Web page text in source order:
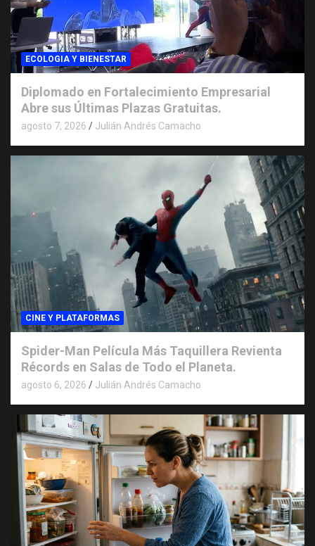
ECOLOGIA Y BIENESTAR
Diplomado en Fortalecimiento Empresarial
Abre sus Últimas Plazas Gratuitas.
agosto 7, 2026 Julián Andrés Camacho
CINE Y PLATAFORMAS
Spider-Man Película Más Taquillera Revienta
Récords en Salas de Todo el Planeta.
agosto 6, 2026 Julián Andrés Camacho